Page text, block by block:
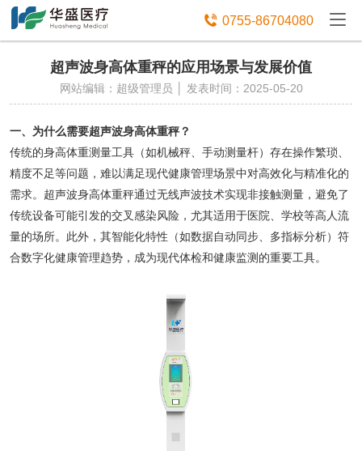
 0755-86704080
超声波身高体重秤的应用场景与发展价值
网站编辑：超级管理员 │ 发表时间：2025-05-20
一、为什么需要超声波身高体重秤？
传统的身高体重测量工具（如机械秤、手动测量杆）存在操作繁琐、
精度不足等问题，难以满足现代健康管理场景中对高效化与精准化的
需求。超声波身高体重秤通过无线声波技术实现非接触测量，避免了
传统设备可能引发的交叉感染风险，尤其适用于医院、学校等高人流
量的场所。此外，其智能化特性（如数据自动同步、多指标分析）符
合数字化健康管理趋势，成为现代体检和健康监测的重要工具。